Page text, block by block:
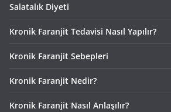
Salatalık Diyeti
Kronik Faranjit Tedavisi Nasıl Yapılır?
Kronik Faranjit Sebepleri
Kronik Faranjit Nedir?
Kronik Faranjit Nasıl Anlaşılır?